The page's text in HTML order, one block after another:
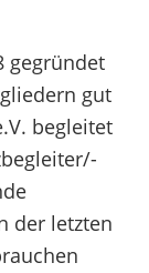
gegründet
gut
begleitet
der letzten